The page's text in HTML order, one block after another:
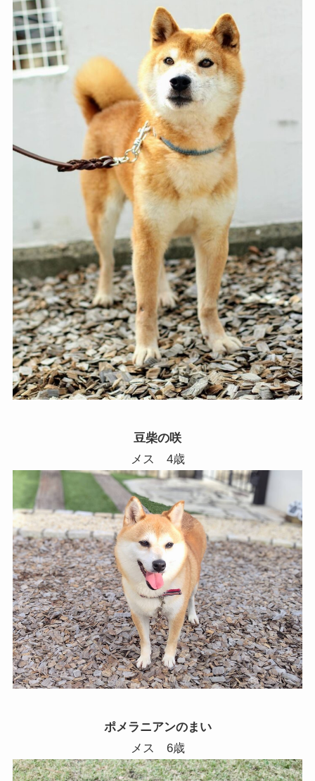
豆柴の咲
メス 4歳
ポメラニアンのまい
メス 6歳